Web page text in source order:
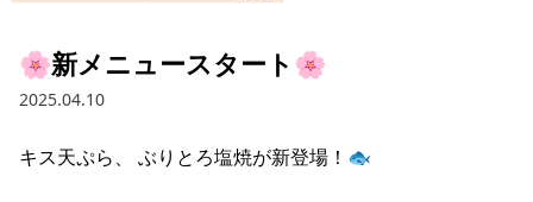
組織図
所在地
焼とりてっぱん
コーポレートガバナンス
パート・アルバイト
お問い合わせ
IRお問い合わせ
🌸新メニュースタート🌸
2025.04.10
キス天ぷら、 ぶりとろ塩焼が新登場！🐟